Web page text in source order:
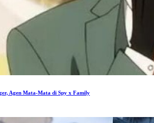
Agen Mata-Mata di Spy x Family